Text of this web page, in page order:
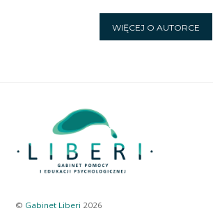
WIĘCEJ O AUTORCE
© Gabinet Liberi 2026